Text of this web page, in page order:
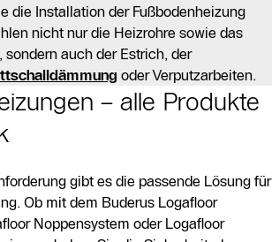
die Installation der Fußbodenheizung
nicht nur die Heizrohre sowie das
, sondern auch der Estrich, der
oder Verputzarbeiten.
– alle Produkte
gibt es die passende Lösung für
Ob mit dem Buderus Logafloor
Noppensystem oder Logafloor